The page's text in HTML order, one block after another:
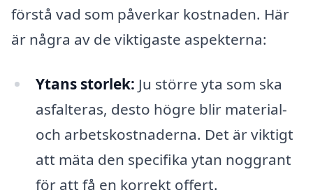
förstå vad som påverkar kostnaden. Här
är några av de viktigaste aspekterna:
Ytans storlek: Ju större yta som ska
asfalteras, desto högre blir material-
och arbetskostnaderna. Det är viktigt
att mäta den specifika ytan noggrant
för att få en korrekt offert.